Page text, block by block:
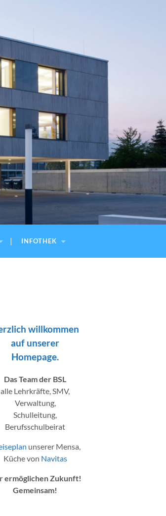
INFOTHEK
willkommen
auf unserer
Homepage.
Das Team der BSL
alle Lehrkräfte, SMV,
Verwaltung,
Schulleitung,
Berufsschulbeirat
unserer Mensa,
Küche von Navitas
ermöglichen Zukunft!
Gemeinsam!